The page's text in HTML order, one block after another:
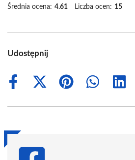
Średnia ocena: 4.61 Liczba ocen: 15
Udostępnij
Share
Share
(Twitter)
Share
Share
Share